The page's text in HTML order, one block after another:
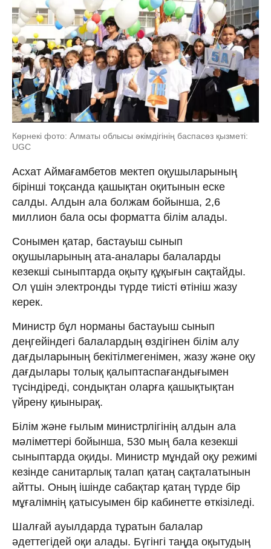
Көрнекі фото: Алматы облысы әкімдігінің баспасөз қызметі:
UGC
Асхат Аймағамбетов мектеп оқушыларының
бірінші тоқсанда қашықтан оқитынын еске
салды. Алдын ала болжам бойынша, 2,6
миллион бала осы форматта білім алады.
Сонымен қатар, бастауыш сынып
оқушыларының ата-аналары балаларды
кезекші сыныптарда оқыту құқығын сақтайды.
Ол үшін электронды түрде тиісті өтініш жазу
керек.
Министр бұл норманы бастауыш сынып
деңгейіндегі балалардың өздігінен білім алу
дағдыларының бекітілмегенімен, жазу және оқу
дағдылары толық қалыптаспағандығымен
түсіндіреді, сондықтан оларға қашықтықтан
үйрену қиынырақ.
Білім және ғылым министрлігінің алдын ала
мәліметтері бойынша, 530 мың бала кезекші
сыныптарда оқиды. Министр мұндай оқу режимі
кезінде санитарлық талап қатаң сақталатынын
айтты. Оның ішінде сабақтар қатаң түрде бір
мұғалімнің қатысуымен бір кабинетте өткізіледі.
Шалғай ауылдарда тұратын балалар
әдеттегідей оқи алады. Бүгінгі таңда оқытудың